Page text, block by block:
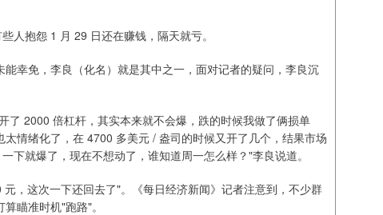
人抱怨 1 月 29 日还在赚钱，隔天就亏。
幸免，李良（化名）就是其中之一，面对记者的疑问，李良沉
了 2000 倍杠杆，其实本来就不会爆，跌的时候我做了俩损单
情绪化了，在 4700 多美元 / 盎司的时候又开了几个，结果市场
下就爆了，现在不想动了，谁知道周一怎么样？"李良说道。
，这次一下还回去了"。《每日经济新闻》记者注意到，不少群
瞄准时机"跑路"。